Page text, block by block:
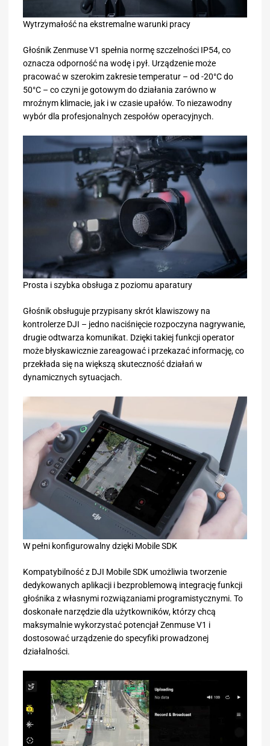
Wytrzymałość na ekstremalne warunki pracy
Głośnik Zenmuse V1 spełnia normę szczelności IP54, co
oznacza odporność na wodę i pył. Urządzenie może
pracować w szerokim zakresie temperatur – od -20°C do
50°C – co czyni je gotowym do działania zarówno w
mroźnym klimacie, jak i w czasie upałów. To niezawodny
wybór dla profesjonalnych zespołów operacyjnych.
Prosta i szybka obsługa z poziomu aparatury
Głośnik obsługuje przypisany skrót klawiszowy na
kontrolerze DJI – jedno naciśnięcie rozpoczyna nagrywanie,
drugie odtwarza komunikat. Dzięki takiej funkcji operator
może błyskawicznie zareagować i przekazać informację, co
przekłada się na większą skuteczność działań w
dynamicznych sytuacjach.
W pełni konfigurowalny dzięki Mobile SDK
Kompatybilność z DJI Mobile SDK umożliwia tworzenie
dedykowanych aplikacji i bezproblemową integrację funkcji
głośnika z własnymi rozwiązaniami programistycznymi. To
doskonałe narzędzie dla użytkowników, którzy chcą
maksymalnie wykorzystać potencjał Zenmuse V1 i
dostosować urządzenie do specyfiki prowadzonej
działalności.